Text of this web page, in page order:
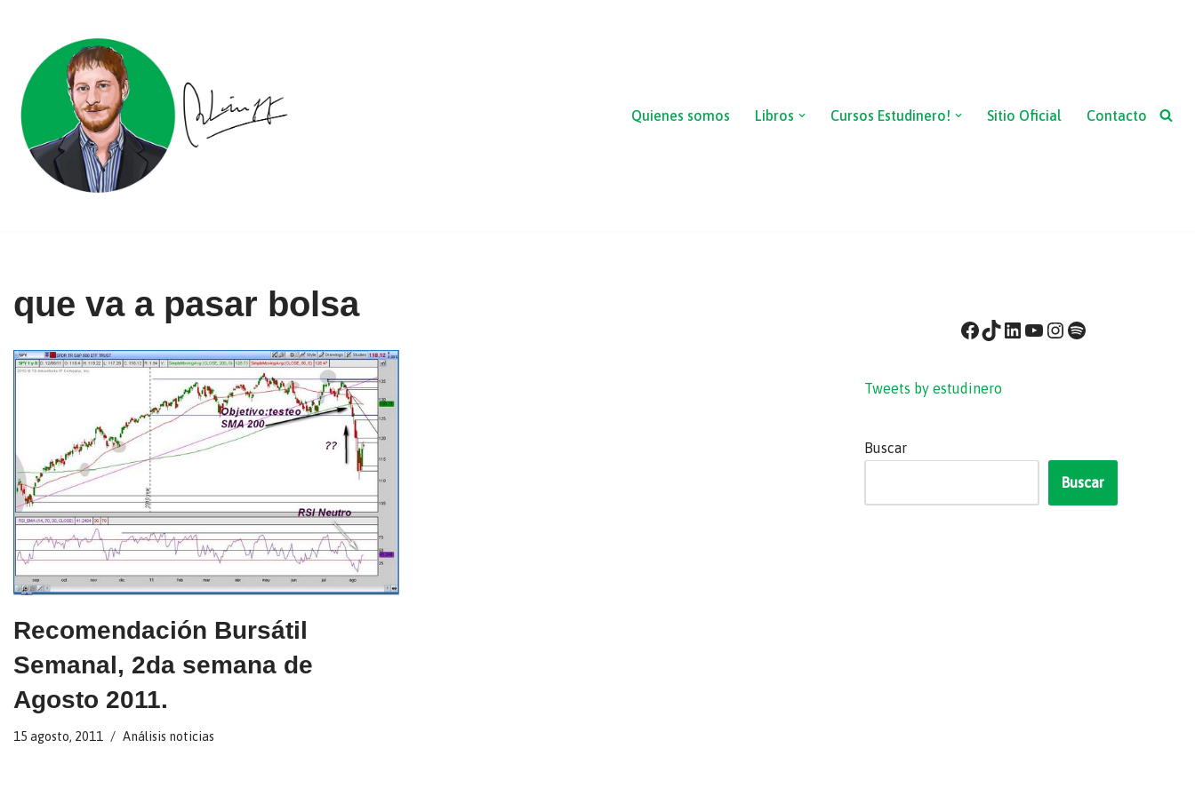
contenido
Quienes somos
Libros Cursos Estudinero! Sitio Oficial Contacto
que va a pasar bolsa
Recomendación Bursátil
Semanal, 2da semana de
Agosto 2011.
15 agosto, 2011 Análisis noticias
Tweets by estudinero
Buscar
Buscar